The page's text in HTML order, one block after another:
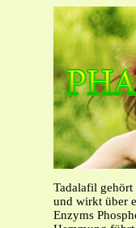
Tadalafil
und wirkt über
Enzyms